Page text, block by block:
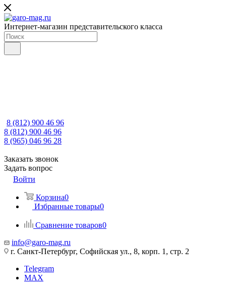
Интернет-магазин представительского класса
8 (812) 900 46 96
8 (812) 900 46 96
8 (965) 046 96 28
Заказать звонок
Задать вопрос
Войти
Корзина0
Избранные товары0
Сравнение товаров0
info@garo-mag.ru
г. Санкт-Петербург, Софийская ул., 8, корп. 1, стр. 2
Telegram
MAX